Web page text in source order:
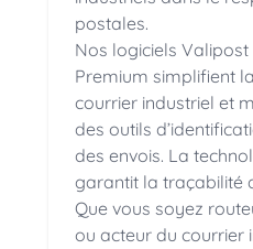
postales.
Nos logiciels
Premium simplifient
courrier industriel et
des outils
des envois. La
garantit la traçabilité
Que vous soyez
ou acteur du courrier